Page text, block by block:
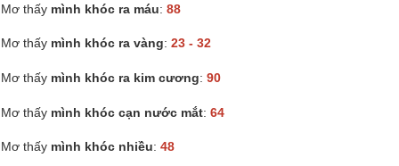
Mơ thấy mình khóc ra máu: 88
Mơ thấy mình khóc ra vàng: 23 - 32
Mơ thấy mình khóc ra kim cương: 90
Mơ thấy mình khóc cạn nước mắt: 64
Mơ thấy mình khóc nhiều: 48